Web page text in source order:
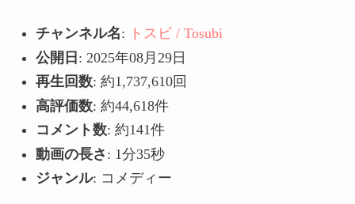
チャンネル名:
トスビ / Tosubi
公開日 : 2025年08月29日
再生回数: 約1,737,610回
高評価数: 約44,618件
コメント数: 約141件
動画の長さ : 1分35秒
ジャンル: コメディー